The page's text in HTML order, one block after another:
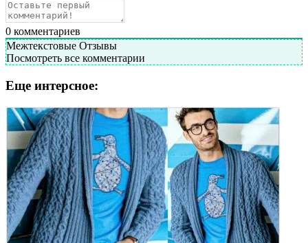
0 комментариев
Межтекстовые Отзывы
Посмотреть все комментарии
Еще интерсное: